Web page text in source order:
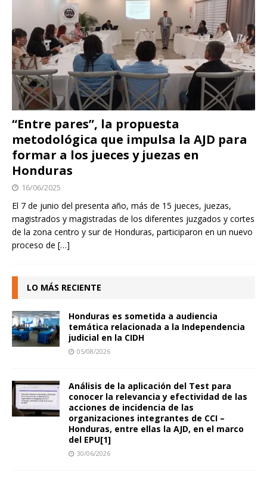
“Entre pares”, la propuesta
metodológica que impulsa la AJD para
formar a los jueces y juezas en
Honduras
16/06/2025
El 7 de junio del presenta año, más de 15 jueces, juezas,
magistrados y magistradas de los diferentes juzgados y cortes
de la zona centro y sur de Honduras, participaron en un nuevo
proceso de […]
LO MÁS RECIENTE
Honduras es sometida a audiencia
temática relacionada a la Independencia
judicial en la CIDH
05/08/2026
Análisis de la aplicación del Test para
conocer la relevancia y efectividad de las
acciones de incidencia de las
organizaciones integrantes de CCI –
Honduras, entre ellas la AJD, en el marco
del EPU[1]
30/06/2026